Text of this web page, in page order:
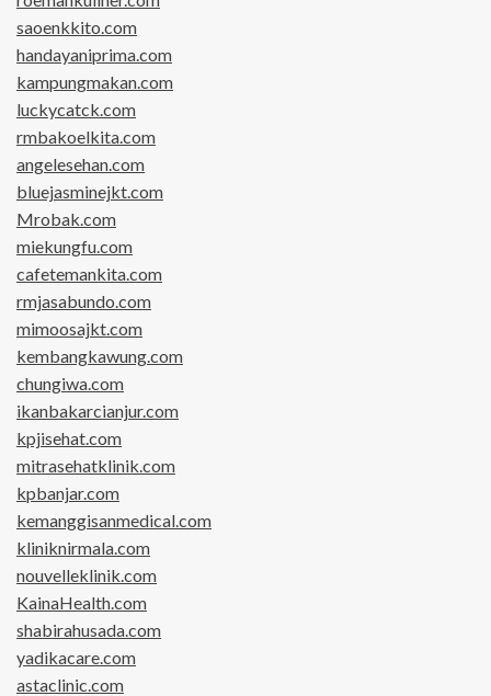
saoenkkito.com
handayaniprima.com
kampungmakan.com
luckycatck.com
rmbakoelkita.com
angelesehan.com
bluejasminejkt.com
Mrobak.com
miekungfu.com
cafetemankita.com
rmjasabundo.com
mimoosajkt.com
kembangkawung.com
chungiwa.com
ikanbakarcianjur.com
kpjisehat.com
mitrasehatklinik.com
kpbanjar.com
kemanggisanmedical.com
kliniknirmala.com
nouvelleklinik.com
KainaHealth.com
shabirahusada.com
yadikacare.com
astaclinic.com